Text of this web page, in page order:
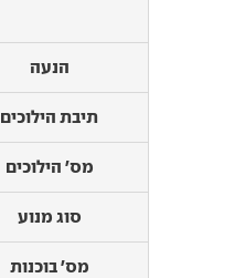
הנעה
תיבת הילוכים
מס' הילוכים
סוג מנוע
מס' בוכנות
הנעה
תיבת הילוכים
מס' הילוכים
סוג מנוע
מס' בוכנות